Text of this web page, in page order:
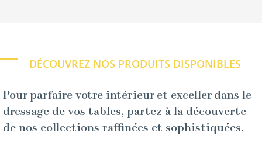
DÉCOUVREZ NOS PRODUITS DISPONIBLES
Pour parfaire votre intérieur et exceller dans le
dressage de vos tables, partez à la découverte
de nos collections raffinées et sophistiquées.